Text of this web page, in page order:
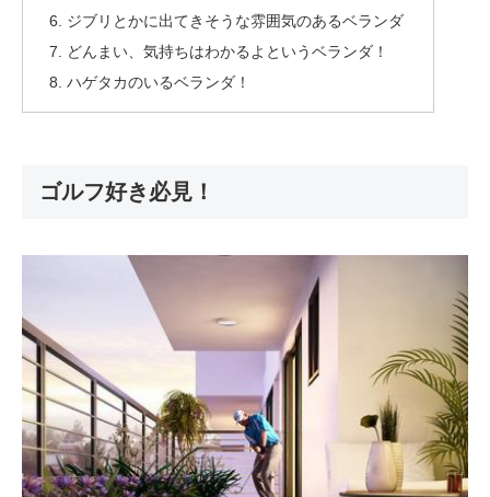
ジブリとかに出てきそうな雰囲気のあるベランダ
どんまい、気持ちはわかるよというベランダ！
ハゲタカのいるベランダ！
ゴルフ好き必見！